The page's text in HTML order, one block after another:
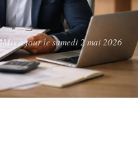
Mis à jour le samedi 2 mai 2026